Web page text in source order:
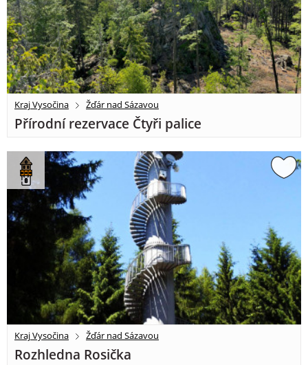
Kraj Vysočina Žďár nad Sázavou
Přírodní rezervace Čtyři palice
Kraj Vysočina Žďár nad Sázavou
Rozhledna Rosička